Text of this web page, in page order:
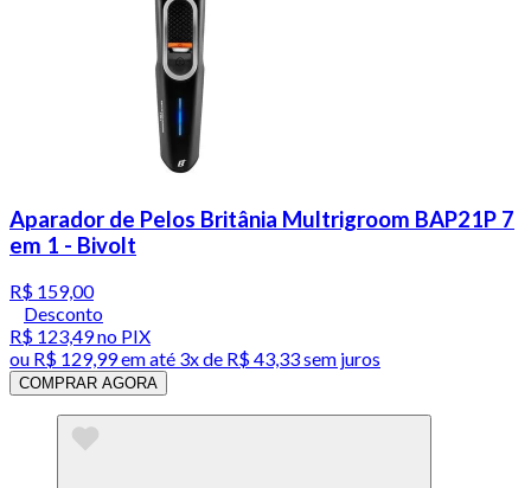
Aparador de Pelos Britânia Multrigroom BAP21P 7
em 1 - Bivolt
R$ 159,00
Desconto
R$ 123,49no PIX
ou R$ 129,99em até 3x de R$ 43,33 sem juros
COMPRAR AGORA